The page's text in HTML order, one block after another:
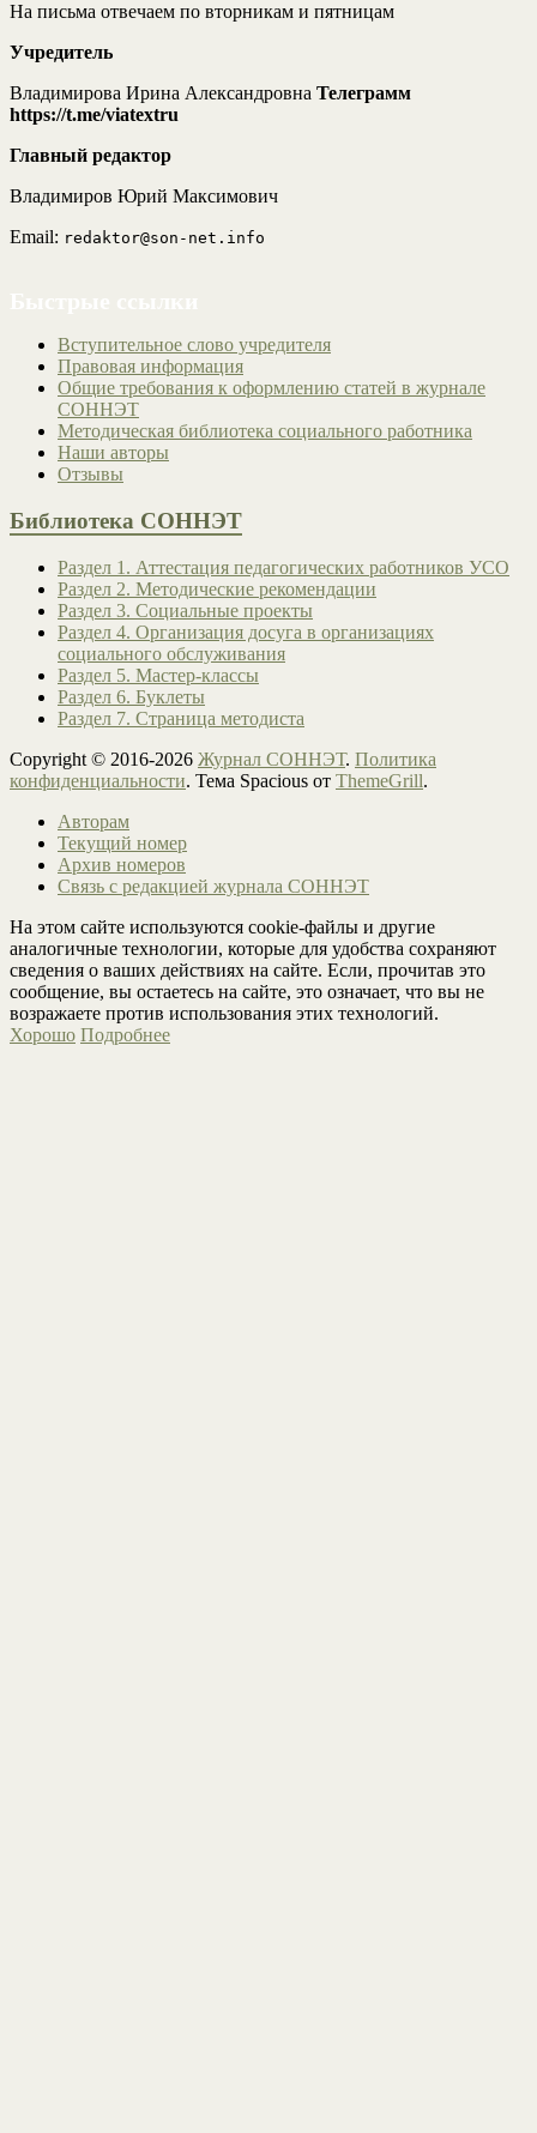
На письма отвечаем по вторникам и пятницам
Учредитель
Владимирова Ирина Александровна Телеграмм
https://t.me/viatextru
Главный редактор
Владимиров Юрий Максимович
Email: redaktor@son-net.info
Вступительное слово учредителя
Правовая информация
Общие требования к оформлению статей в журнале
СОННЭТ
Методическая библиотека социального работника
Наши авторы
Отзывы
Библиотека СОННЭТ
Раздел 1. Аттестация педагогических работников УСО
Раздел 2. Методические рекомендации
Раздел 3. Социальные проекты
Раздел 4. Организация досуга в организациях
социального обслуживания
Раздел 5. Мастер-классы
Раздел 6. Буклеты
Раздел 7. Страница методиста
Copyright © 2016-2026 Журнал СОННЭТ. Политика
конфиденциальности. Тема Spacious от ThemeGrill.
Авторам
Текущий номер
Архив номеров
Связь с редакцией журнала СОННЭТ
На этом сайте используются cookie-файлы и другие
аналогичные технологии, которые для удобства сохраняют
сведения о ваших действиях на сайте. Если, прочитав это
сообщение, вы остаетесь на сайте, это означает, что вы не
возражаете против использования этих технологий.
Хорошо Подробнее